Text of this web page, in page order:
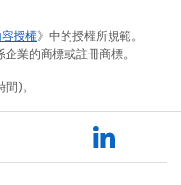
容授權》中的授權所規範。
業的商標或註冊商標。
)。